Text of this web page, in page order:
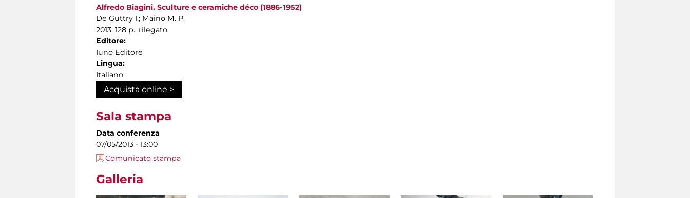
Alfredo Biagini. Sculture e ceramiche déco (1886-1952)
De Guttry I.; Maino M. P.
2013, 128 p., rilegato
Editore:
Iuno Editore
Lingua:
Italiano
Acquista online >
Sala stampa
Data conferenza
07/05/2013 - 13:00
Comunicato stampa
Galleria